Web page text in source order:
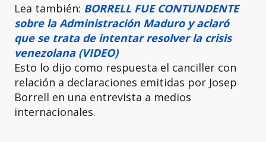
Lea también: BORRELL FUE CONTUNDENTE
sobre la Administración Maduro y aclaró
que se trata de intentar resolver la crisis
venezolana (VIDEO)
Esto lo dijo como respuesta el canciller con
relación a declaraciones emitidas por Josep
Borrell en una entrevista a medios
internacionales.